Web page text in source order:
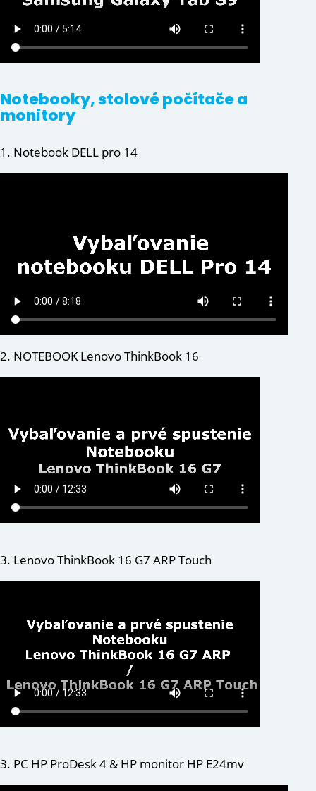
Notebooky, stolové počítače a
monitory
1. Notebook DELL pro 14
2. NOTEBOOK Lenovo ThinkBook 16
3. Lenovo ThinkBook 16 G7 ARP Touch
3. PC HP ProDesk 4 & HP monitor HP E24mv